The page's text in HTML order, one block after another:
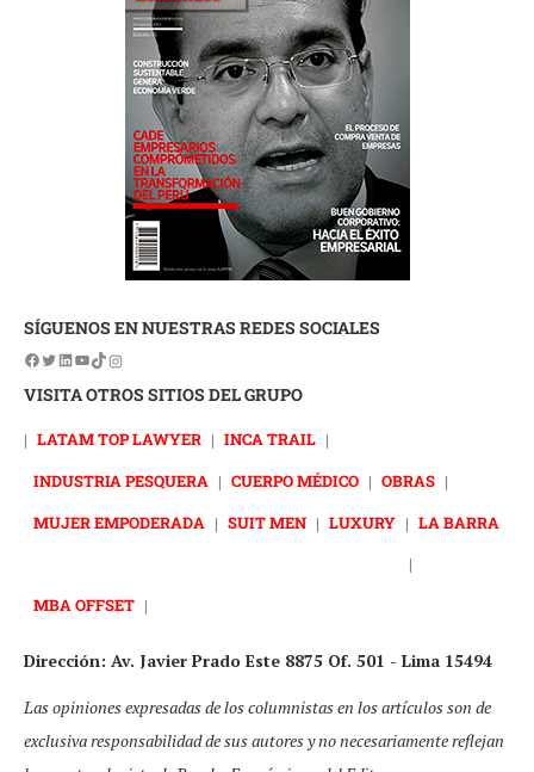
SÍGUENOS EN NUESTRAS REDES SOCIALES
VISITA OTROS SITIOS DEL GRUPO
| LATAM TOP LAWYER | INCA TRAIL |
INDUSTRIA PESQUERA | CUERPO MÉDICO | OBRAS |
MUJER EMPODERADA | SUIT MEN | LUXURY | LA BARRA
|
MBA OFFSET |
Dirección: Av. Javier Prado Este 8875 Of. 501 - Lima 15494
Las opiniones expresadas de los columnistas en los artículos son de
exclusiva responsabilidad de sus autores y no necesariamente reflejan